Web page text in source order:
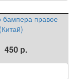
бампера правое
450 р.